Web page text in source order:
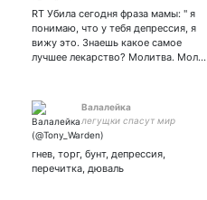
RT Убила сегодня фраза мамы: " я
понимаю, что у тебя депрессия, я
вижу это. Знаешь какое самое
лучшее лекарство? Молитва. Мол…
Валалейка
легущки спасут мир
гнев, торг, бунт, депрессия,
перечитка, дюваль